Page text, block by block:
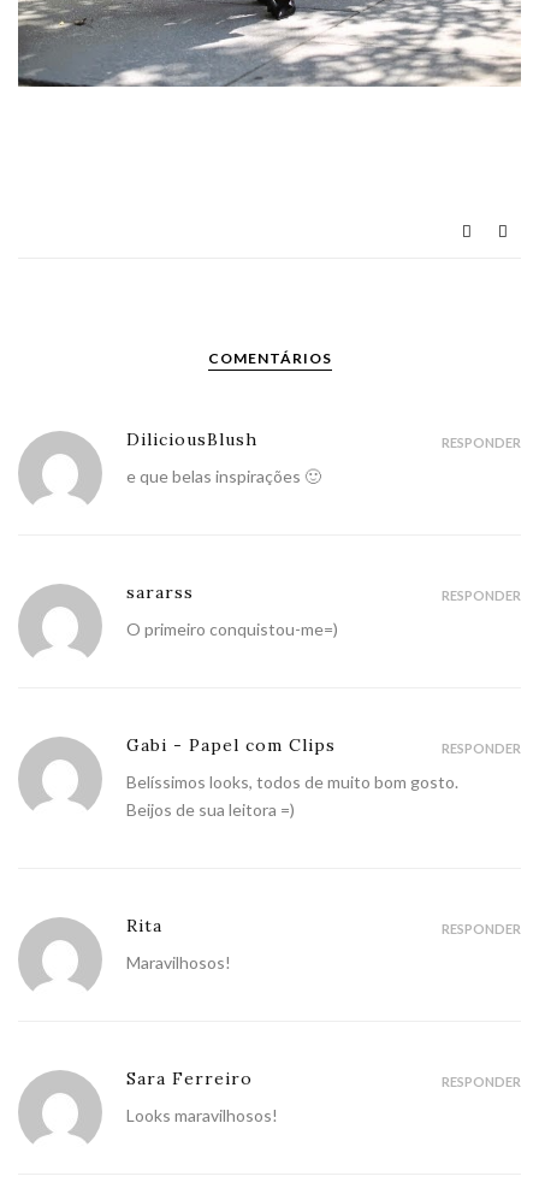
COMENTÁRIOS
DiliciousBlush
e que belas inspirações 🙂
RESPONDER
sararss
O primeiro conquistou-me=)
RESPONDER
Gabi - Papel com Clips
Belíssimos looks, todos de muito bom gosto.
Beijos de sua leitora =)
RESPONDER
Rita
Maravilhosos!
RESPONDER
Sara Ferreiro
Looks maravilhosos!
RESPONDER